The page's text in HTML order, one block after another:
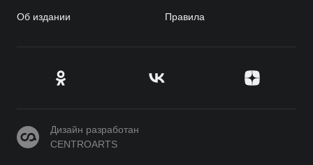
Об издании Правила
CENTROARTS